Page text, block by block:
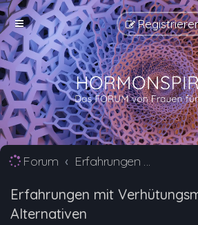
Forum Erfahrungen mit Verhütungsmittel Alternativen
Erfahrungen mit
Alternativen